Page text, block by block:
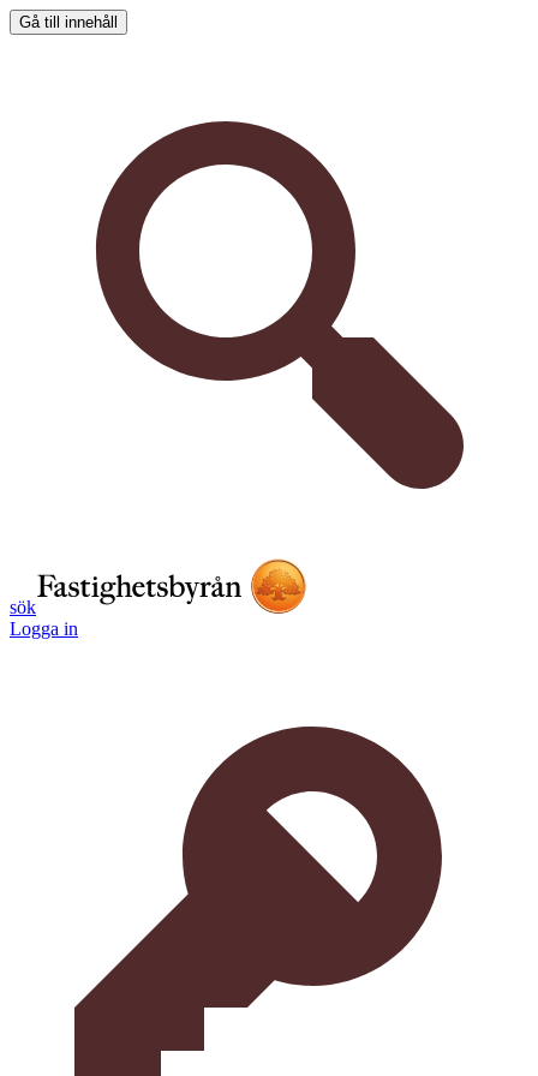
Gå till innehåll
sök
Logga in